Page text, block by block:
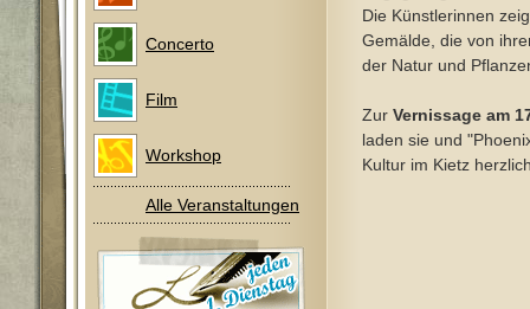
Concerto
Film
Workshop
Alle Veranstaltungen
Die Künstlerinnen
Gemälde, die von
der Natur und
Zur Vernissage am
laden sie und
Kultur im Kietz